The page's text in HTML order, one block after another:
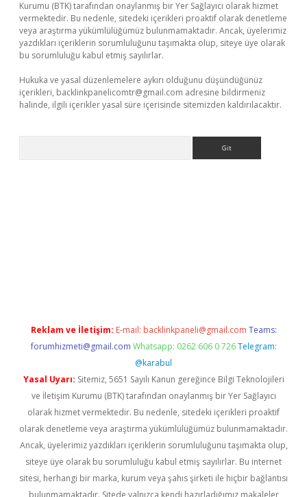
Kurumu (BTK) tarafından onaylanmış bir Yer Sağlayıcı olarak hizmet
vermektedir. Bu nedenle, sitedeki içerikleri proaktif olarak denetleme
veya araştırma yükümlülüğümüz bulunmamaktadır. Ancak, üyelerimiz
yazdıkları içeriklerin sorumluluğunu taşımakta olup, siteye üye olarak
bu sorumluluğu kabul etmiş sayılırlar.
Hukuka ve yasal düzenlemelere aykırı olduğunu düşündüğünüz
içerikleri, backlinkpanelicomtr@gmail.com adresine bildirmeniz
halinde, ilgili içerikler yasal süre içerisinde sitemizden kaldırılacaktır.
Reklam ve İletişim: E-mail: backlinkpaneli@gmail.com Teams:
forumhizmeti@gmail.com Whatsapp: 0262 606 0 726 Telegram:
@karabul
Yasal Uyarı: Sitemiz, 5651 Sayılı Kanun gereğince Bilgi Teknolojileri
ve İletişim Kurumu (BTK) tarafından onaylanmış bir Yer Sağlayıcı
olarak hizmet vermektedir. Bu nedenle, sitedeki içerikleri proaktif
olarak denetleme veya araştırma yükümlülüğümüz bulunmamaktadır.
Ancak, üyelerimiz yazdıkları içeriklerin sorumluluğunu taşımakta olup,
siteye üye olarak bu sorumluluğu kabul etmiş sayılırlar. Bu internet
sitesi, herhangi bir marka, kurum veya şahıs şirketi ile hiçbir bağlantısı
bulunmamaktadır. Sitede yalnızca kendi hazırladığımız makaleler